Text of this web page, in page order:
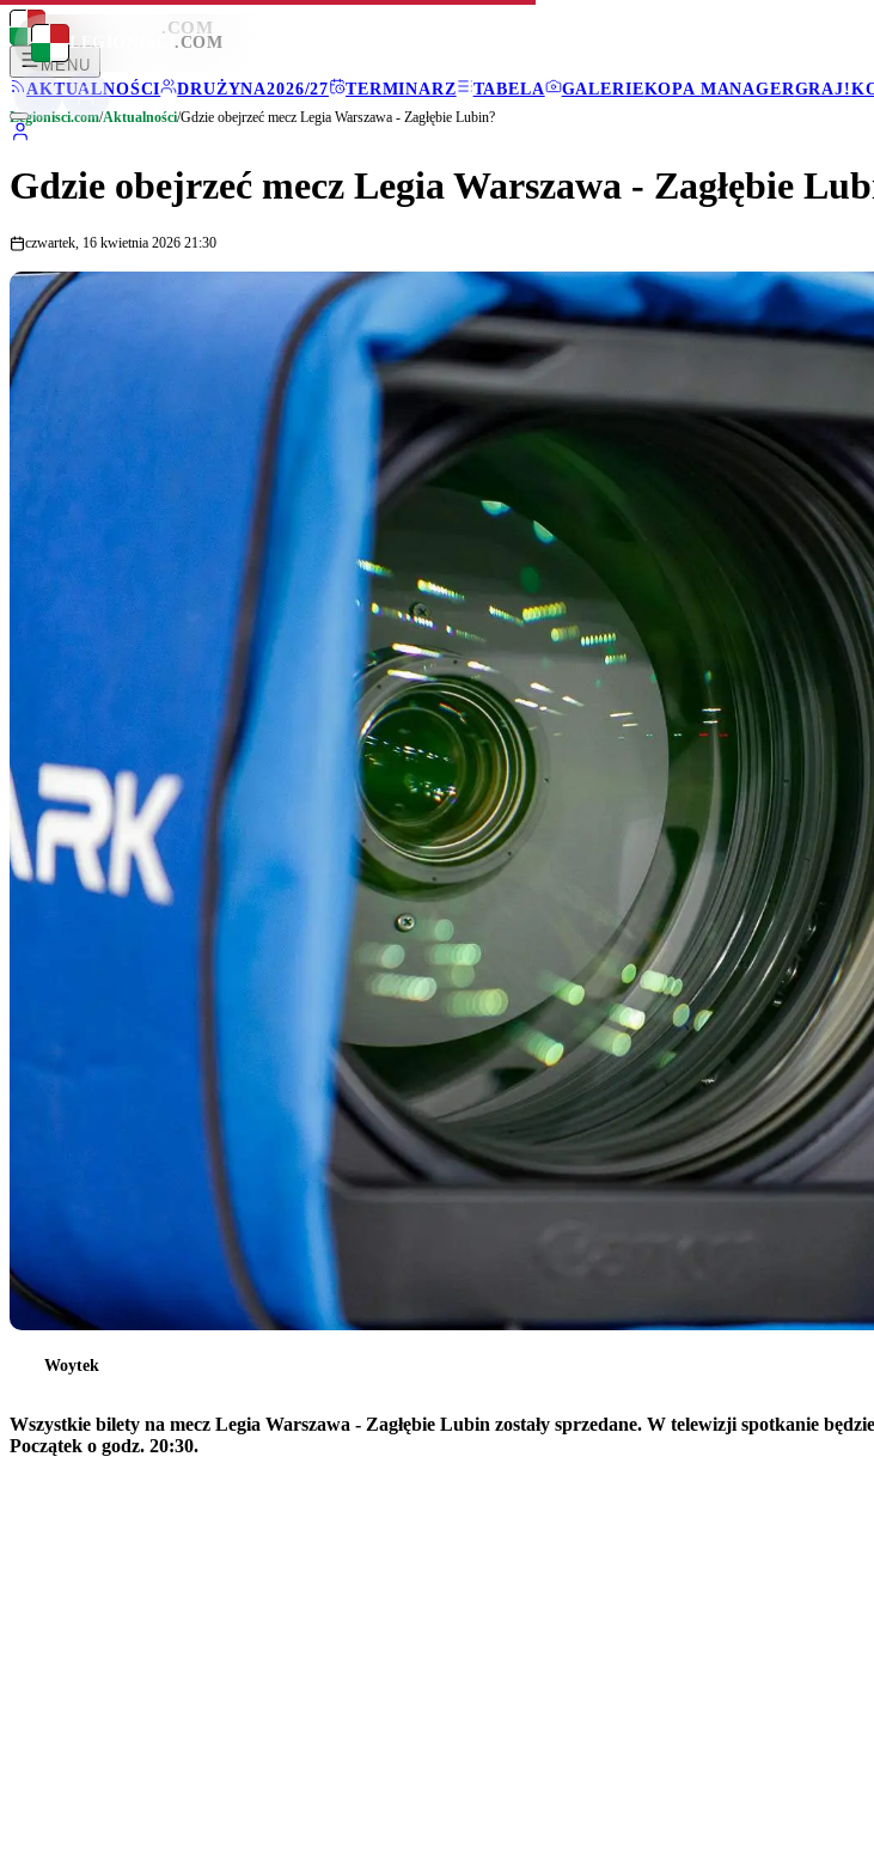
LEGIONISCI .COM
MENU
AKTUALNOŚCI
DRUŻYNA2026/27 TERMINARZ TABELA GALERIEKOPA MANAGERGRAJ!
LEGIONISCI .COM
Legionisci.com/Aktualności/Gdzie obejrzeć mecz Legia Warszawa - Zagłębie Lubin?
Gdzie obejrzeć mecz Legia Warszawa - Zagłębie
czwartek, 16 kwietnia 2026 21:30
Woytek
Wszystkie bilety na mecz Legia Warszawa - Zagłębie Lubin zostały sprzedane. W telewizji spotkanie
Początek o godz. 20:30.